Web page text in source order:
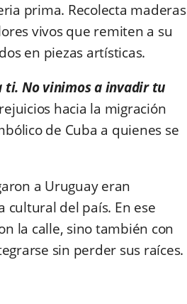
prima. Recolecta maderas
vivos que remiten a su
en piezas artísticas.
ti. No vinimos a invadir tu
hacia la migración
de Cuba a quienes se
a Uruguay eran
cultural del país. En ese
la calle, sino también con
sin perder sus raíces.